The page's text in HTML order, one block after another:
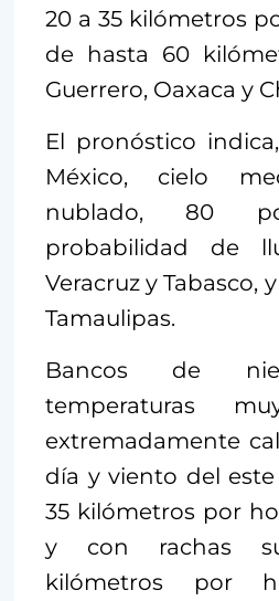
20 a 35 kilómetros
de hasta 60
Guerrero, Oaxaca y
El pronóstico
México, cielo
nublado, 80
probabilidad de
Veracruz y Tabasco,
Tamaulipas.
Bancos de
temperaturas
extremadamente
día y viento del
35 kilómetros por
y con rachas
kilómetros por